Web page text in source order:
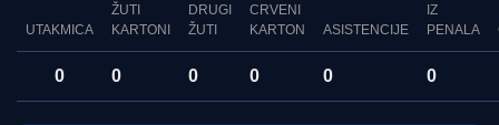
UTAKMICA
ŽUTI
KARTONI
DRUGI
ŽUTI
CRVENI
KARTON
ASISTENCIJE
IZ
PENALA
0 0 0 0 0 0